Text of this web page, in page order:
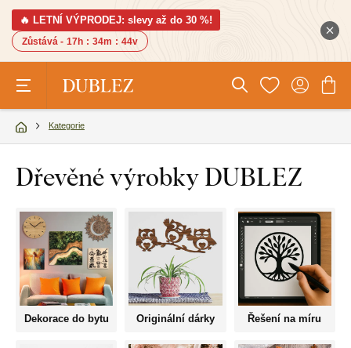
🔥 LETNÍ VÝPRODEJ: slevy až do 30 %!
Zůstává - 17h : 34m : 43v
Kategorie
Dřevěné výrobky DUBLEZ
Dekorace do bytu Originální dárky Řešení na míru